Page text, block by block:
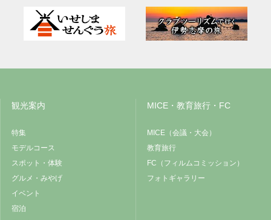
観光案内
特集
モデルコース
スポット・体験
グルメ・みやげ
イベント
宿泊
MICE・教育旅行・FC
MICE（会議・大会）
教育旅行
FC（フィルムコミッション）
フォトギャラリー